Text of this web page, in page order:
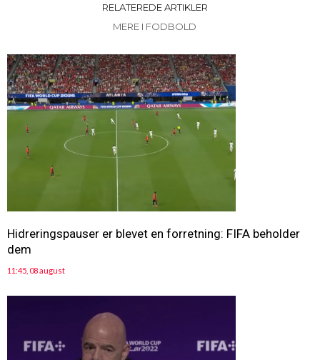
RELATEREDE ARTIKLER
MERE I FODBOLD
Hidreringspauser er blevet en forretning: FIFA beholder
dem
11:45, 08 august